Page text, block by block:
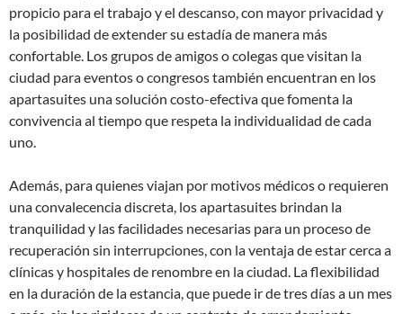
propicio para el trabajo y el descanso, con mayor privacidad y
la posibilidad de extender su estadía de manera más
confortable. Los grupos de amigos o colegas que visitan la
ciudad para eventos o congresos también encuentran en los
apartasuites una solución costo-efectiva que fomenta la
convivencia al tiempo que respeta la individualidad de cada
uno.
Además, para quienes viajan por motivos médicos o requieren
una convalecencia discreta, los apartasuites brindan la
tranquilidad y las facilidades necesarias para un proceso de
recuperación sin interrupciones, con la ventaja de estar cerca a
clínicas y hospitales de renombre en la ciudad. La flexibilidad
en la duración de la estancia, que puede ir de tres días a un mes